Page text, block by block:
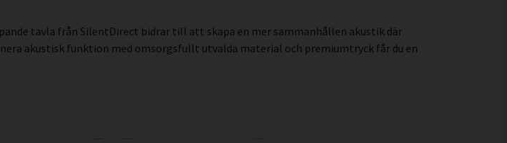
tavla från SilentDirect bidrar till att skapa en mer sammanhållen akustik där
akustisk funktion med omsorgsfullt utvalda material och premiumtryck får du en